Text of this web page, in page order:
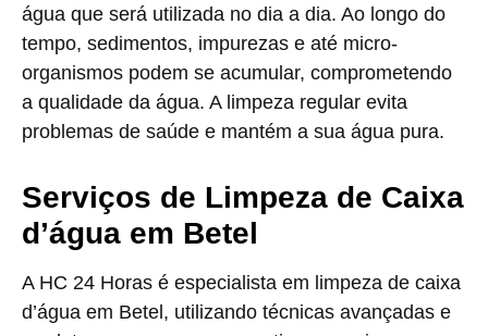
água que será utilizada no dia a dia. Ao longo do
tempo, sedimentos, impurezas e até micro-
organismos podem se acumular, comprometendo
a qualidade da água. A limpeza regular evita
problemas de saúde e mantém a sua água pura.
Serviços de Limpeza de Caixa
d’água em Betel
A HC 24 Horas é especialista em limpeza de caixa
d’água em Betel, utilizando técnicas avançadas e